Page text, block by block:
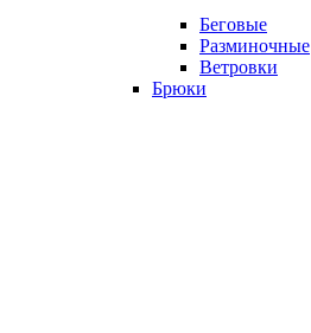
Беговые
Разминочные
Ветровки
Брюки